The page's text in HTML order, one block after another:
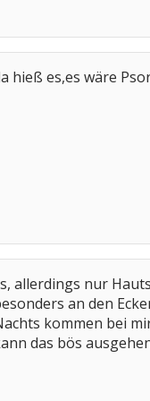
hieß es,es wäre
allerdings nur
an den
kommen bei
das bös